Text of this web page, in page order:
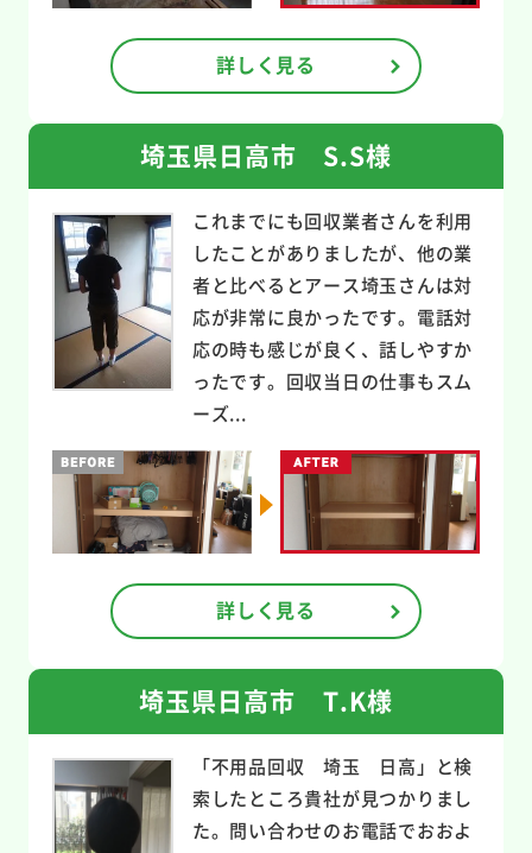
詳しく見る
埼玉県日高市 S.S様
これまでにも回収業者さんを利用
したことがありましたが、他の業
者と比べるとアース埼玉さんは対
応が非常に良かったです。電話対
応の時も感じが良く、話しやすか
ったです。回収当日の仕事もスム
ーズ...
詳しく見る
埼玉県日高市 T.K様
「不用品回収 埼玉 日高」と検
索したところ貴社が見つかりまし
た。問い合わせのお電話でおおよ